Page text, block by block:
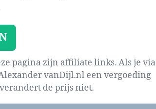
pagina zijn affiliate links. Als je via
vanDijl.nl een vergoeding
de prijs niet.